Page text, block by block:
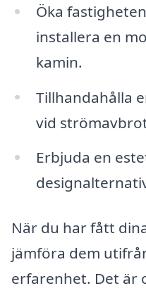
Öka
installera en
kamin.
Tillhandahålla
vid
Erbjuda en
När du har fått
jämföra dem
erfarenhet. Det är